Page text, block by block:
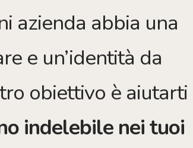
azienda abbia una
e un’identità da
obiettivo è aiutarti
indelebile nei tuoi